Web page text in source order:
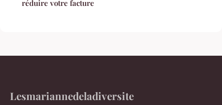
réduire votre facture
Lesmariannedeladiversite